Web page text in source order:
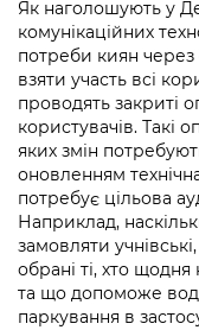
Гендерна
Безбар'єрність
Київська міська
Портал послуг
Міський
Важливе під
Як наголошують у
комунікаційних
потреби киян
взяти участь всі
проводять закриті
користувачів. Такі
яких змін
оновленням
потребує цільова
Наприклад,
замовляти
обрані ті, хто
та що допоможе
паркування в